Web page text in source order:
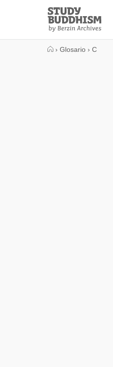
Study
Buddhism
Home
› Glosario › C